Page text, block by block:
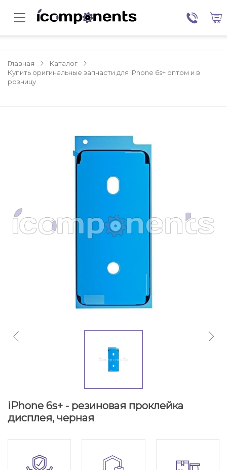
Главная
Каталог
Купить оригинальные запчасти для iPhone 6s+ оптом и в
розницу
iPhone 6s+ - резиновая проклейка
дисплея, черная